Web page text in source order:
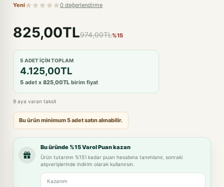
Yeni 0 değerlendirme
825,00TL974,00TL%15
5 ADET IÇIN TOPLAM
4.125,00TL
5 adet x 825,00TL birim fiyat
9 aya varan taksit
Bu ürün minimum 5 adet satın alınabilir.
Bu üründe %15 Varol Puan kazan
Ürün tutarının %15'i kadar puan hesabına tanımlanır, sonraki
alışverişlerinde indirim olarak kullanırsın.
Kazanım